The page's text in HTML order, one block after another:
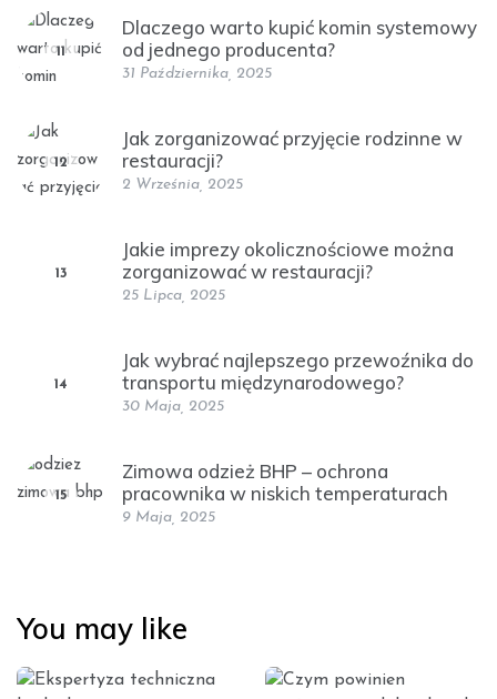
11
Dlaczego warto kupić komin systemowy
od jednego producenta?
31 Października, 2025
12
Jak zorganizować przyjęcie rodzinne w
restauracji?
2 Września, 2025
13
Jakie imprezy okolicznościowe można
zorganizować w restauracji?
25 Lipca, 2025
14
Jak wybrać najlepszego przewoźnika do
transportu międzynarodowego?
30 Maja, 2025
15
Zimowa odzież BHP – ochrona
pracownika w niskich temperaturach
9 Maja, 2025
You may like